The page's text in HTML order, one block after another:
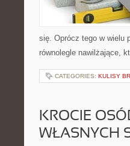
się. Oprócz tego w wielu
równolegle nawilżające,
CATEGORIES: KULISY
KROCIE
WŁASNYCH